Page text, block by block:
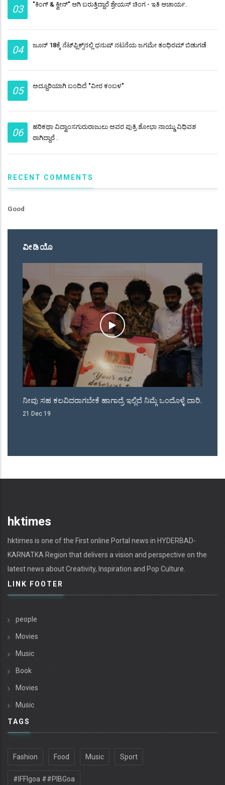
03 "ಕಿಂಗ್ & ಕ್ವೀನ್" ಆಗಿ ಬರುತ್ತಿದ್ದಾರೆ ಶ್ರೇಯಸ್ ಚಿಂಗ - ಇತಿ ಆಚಾರ್ಯ.
04 ಜೂನ್ 18ಕ್ಕೆ ನೆಟ್​​ಫ್ಲಿಕ್ಸ್​ನಲ್ಲಿ ಧನುಷ್​ ನಟನೆಯ ಜಗಮೇ ತಂಧಿರಮ್ ಬಿಡುಗಡೆ
05 ಅದ್ದೂರಿಯಾಗಿ ಬಂದಿದೆ "ವೀರ ಕಂಬಳ"
06
ಹರಿಕಥಾ ವಿದ್ವಾಂಸಗುರುರಾಜುಲು ಅವರ ಪುತ್ರಿ ಶೋಭಾ ನಾಯ್ಡು ವಿಧಿವಶ
ರಾಗಿದ್ದಾರೆ .
RECENT COMMENTS
Good
ವೀಡಿಯೊ
ನಿಮ್ಗೆ ಒಂದೊಳ್ಳೆ ದಾರಿ.
ಜೆಡಿಎಸ್ ಕೊಟೆಯಲ್ಲಿ ರಾಜಾ ವೆಂಕಟ್ಟಪ್ಪ ನಾಯಕ
hktimes
hktimes is one of the First online Portal news in HYDERBAD-
KARNATKA Region that delivers a vision and perspective on the
latest news about Creativity, Inspiration and Pop Culture.
LINK FOOTER
people
Movies
Music
Book
Movies
Music
TAGS
Fashion Food Music Sport
#IFFIgoa ##PIBGoa